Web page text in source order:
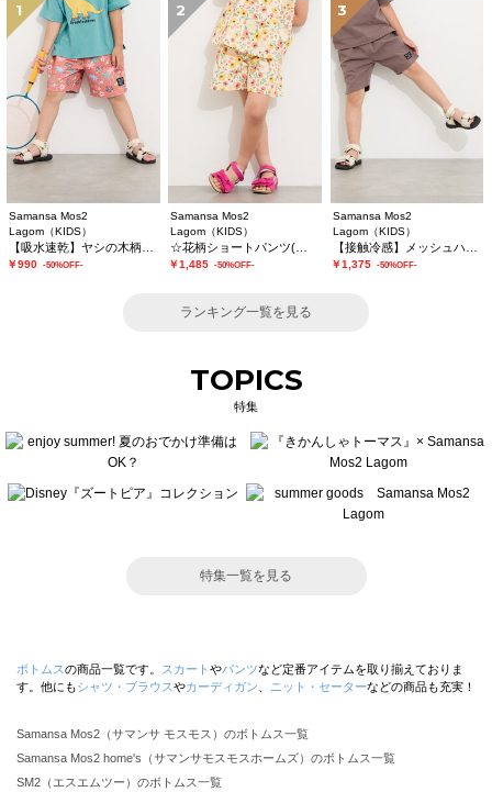
1
Samansa Mos2
Lagom（KIDS）
￥990 -50%OFF-
2
Samansa Mos2
Lagom（KIDS）
￥1,485 -50%OFF-
3
Samansa Mos2
Lagom（KIDS）
【接触冷感】メッシュハーフパンツ
￥1,375 -50%OFF-
ランキング一覧を見る
TOPICS
特集
特集一覧を見る
ボトムスの商品一覧です。 スカート やパンツなど定番アイテムを取り揃えておりま
す。他にもシャツ・ブラウスやカーディガン ニット・セーターなどの商品も充実！
Samansa Mos2（サマンサ モスモス）のボトムス一覧
Samansa Mos2 home's（サマンサモスモスホームズ）のボトムス一覧
SM2（エスエムツー）のボトムス一覧